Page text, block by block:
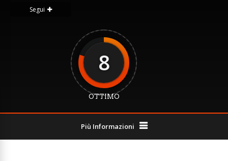
Segui
8
OTTIMO
Più Informazioni